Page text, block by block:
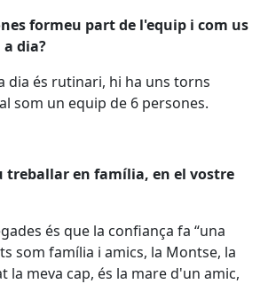
formeu part de l'equip i com us
dia?
dia és rutinari, hi ha uns torns
som un equip de 6 persones.
treballar en família, en el vostre
és que la confiança fa “una
som família i amics, la Montse, la
la meva cap, és la mare d'un amic,